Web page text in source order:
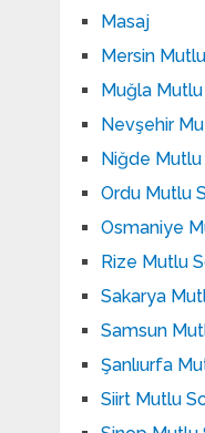
Masaj
Mersin
Muğla
Nevşehir
Niğde
Ordu Mutlu
Osmaniye
Rize Mutlu
Sakarya
Samsun
Şanlıurfa
Siirt Mutlu